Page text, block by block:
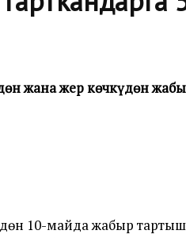
жана жер көчкүдөн
10-майда жабыр